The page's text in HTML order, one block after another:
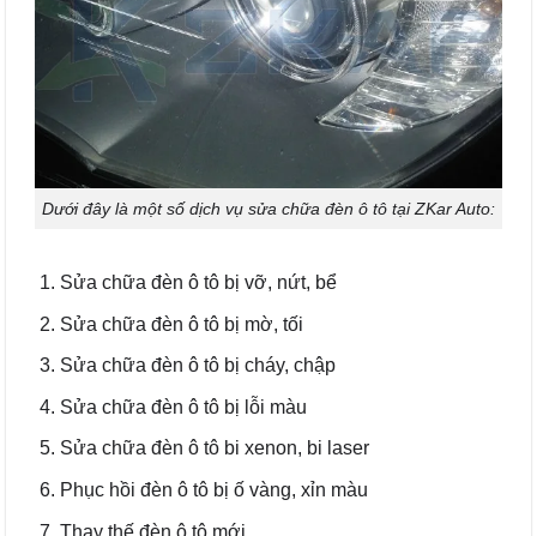
Dưới đây là một số dịch vụ sửa chữa đèn ô tô tại ZKar Auto:
Sửa chữa đèn ô tô bị vỡ, nứt, bể
Sửa chữa đèn ô tô bị mờ, tối
Sửa chữa đèn ô tô bị cháy, chập
Sửa chữa đèn ô tô bị lỗi màu
Sửa chữa đèn ô tô bi xenon, bi laser
Phục hồi đèn ô tô bị ố vàng, xỉn màu
Thay thế đèn ô tô mới